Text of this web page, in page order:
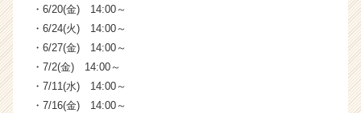
・6/20(金) 14:00～
・6/24(火) 14:00～
・6/27(金) 14:00～
・7/2(金) 14:00～
・7/11(水) 14:00～
・7/16(金) 14:00～